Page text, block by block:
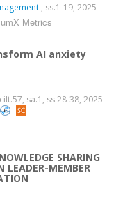
, ss.1-19, 2025
Metrics
AI anxiety
sa.1, ss.28-38, 2025
SHARING
LEADER-MEMBER